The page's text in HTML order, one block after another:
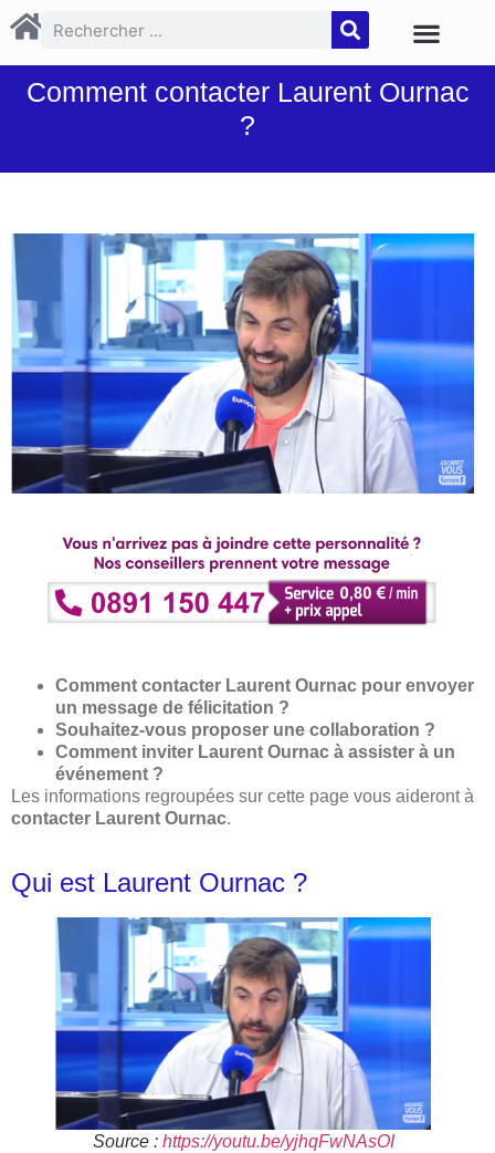
Comment contacter Laurent Ournac
?
Comment contacter Laurent Ournac pour envoyer
un message de félicitation ?
Souhaitez-vous proposer une collaboration ?
Comment inviter Laurent Ournac à assister à un
événement ?
Les informations regroupées sur cette page vous aideront à
contacter Laurent Ournac.
Qui est Laurent Ournac ?
Source : https://youtu.be/yjhqFwNAsOI